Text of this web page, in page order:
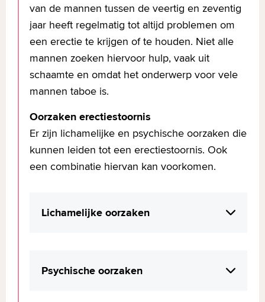
van de mannen tussen de veertig en zeventig
jaar heeft regelmatig tot altijd problemen om
een erectie te krijgen of te houden. Niet alle
mannen zoeken hiervoor hulp, vaak uit
schaamte en omdat het onderwerp voor vele
mannen taboe is.
Oorzaken erectiestoornis
Er zijn lichamelijke en psychische oorzaken die
kunnen leiden tot een erectiestoornis. Ook
een combinatie hiervan kan voorkomen.
Lichamelijke oorzaken
hebben een grote kans op een
Psychische oorzaken